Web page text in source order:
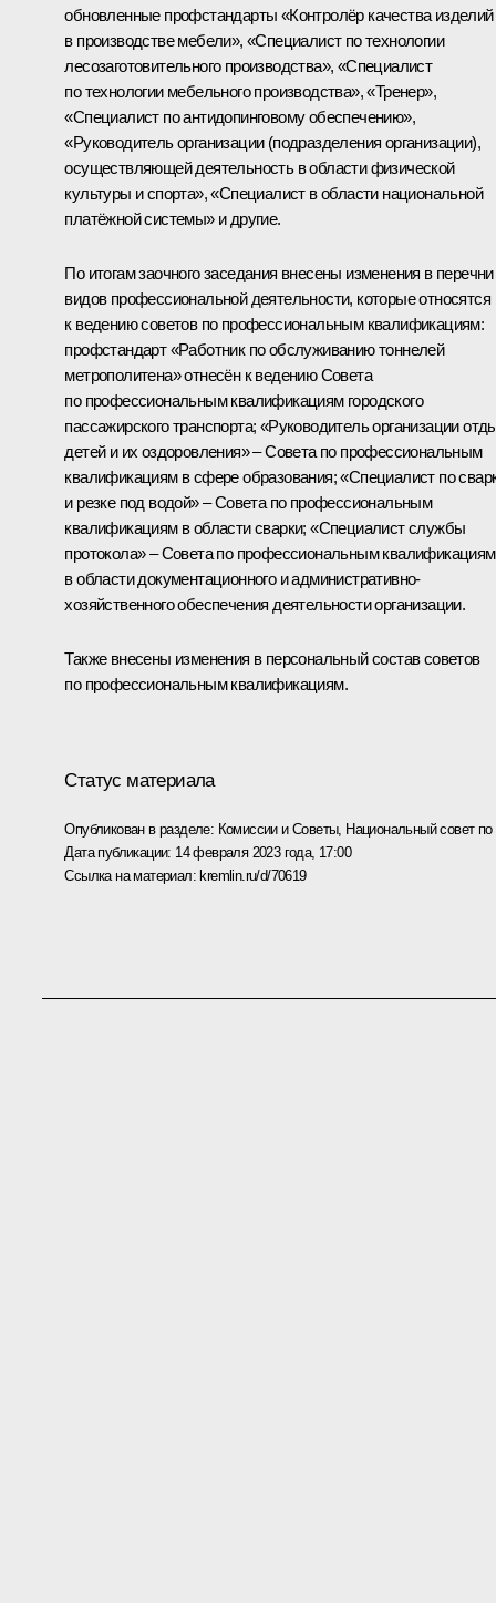
обновленные профстандарты «Контролёр качества изделий
в производстве мебели», «Специалист по технологии
лесозаготовительного производства», «Специалист
по технологии мебельного производства», «Тренер»,
«Специалист по антидопинговому обеспечению»,
«Руководитель организации (подразделения организации),
осуществляющей деятельность в области физической
культуры и спорта», «Специалист в области национальной
платёжной системы» и другие.
По итогам заочного заседания внесены изменения в перечни
видов профессиональной деятельности, которые относятся
к ведению советов по профессиональным квалификациям:
профстандарт «Работник по обслуживанию тоннелей
метрополитена» отнесён к ведению Совета
по профессиональным квалификациям городского
пассажирского транспорта; «Руководитель организации
детей и их оздоровления» – Совета по профессиональным
квалификациям в сфере образования; «Специалист по
и резке под водой» – Совета по профессиональным
квалификациям в области сварки; «Специалист службы
протокола» – Совета по профессиональным квалификациям
в области документационного и административно-
хозяйственного обеспечения деятельности организации.
Также внесены изменения в персональный состав советов
по профессиональным квалификациям.
Статус материала
Опубликован в разделе: Комиссии и Советы, Национальный совет
Дата публикации: 14 февраля 2023 года, 17:00
Ссылка на материал: kremlin.ru/d/70619